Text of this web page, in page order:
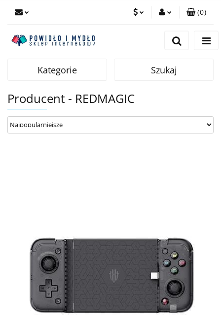
Dodaj zgłoszenie
(0)
Kategorie Szukaj
Producent - REDMAGIC